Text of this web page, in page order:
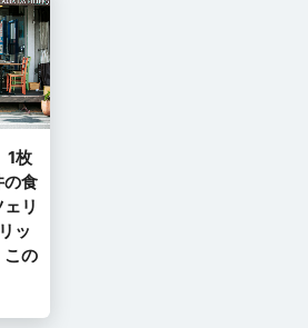
1枚
の食
リ
ッ
この